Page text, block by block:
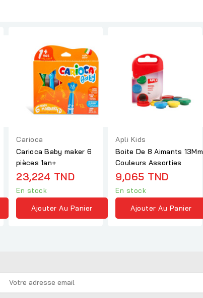
Carioca
Carioca Baby maker 6
pièces 1an+
23,224 TND
En stock
Ajouter Au Panier
Apli Kids
Boite De 8 Aimants 13Mm
Couleurs Assorties
9,065 TND
En stock
Ajouter Au Panier